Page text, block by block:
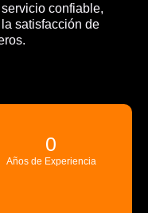
confiable,
satisfacción de
Años de Experiencia
0